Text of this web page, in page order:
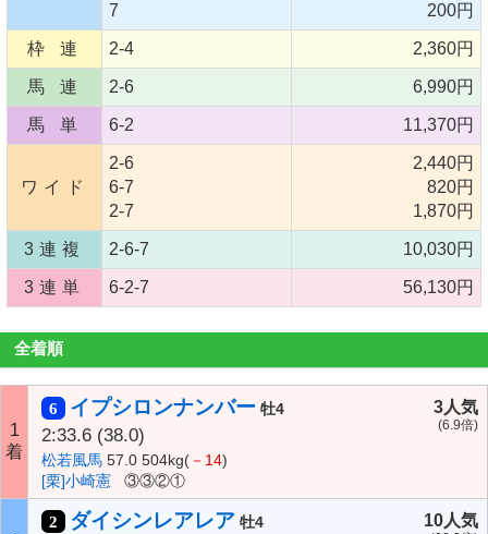
7
200円
枠 連 2-4 2,360円
馬 連 2-6 6,990円
馬 単 6-2 11,370円
ワイド
2-6
6-7
2-7
2,440円
820円
1,870円
3連複 2-6-7 10,030円
3連単 6-2-7 56,130円
全着順
1
着
6 イプシロンナンバー 牡4
2:33.6 (38.0)
松若風馬 57.0 504kg( －14)
[栗]小崎憲
③③②①
3人気
(6.9倍)
2 ダイシンレアレア 牡4 10人気